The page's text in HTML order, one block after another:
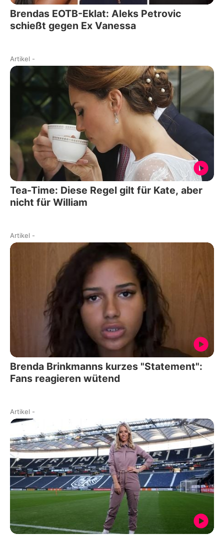
Brendas EOTB-Eklat: Aleks Petrovic
schießt gegen Ex Vanessa
Artikel -
Tea-Time: Diese Regel gilt für Kate, aber
nicht für William
Artikel -
Brenda Brinkmanns kurzes "Statement":
Fans reagieren wütend
Artikel -